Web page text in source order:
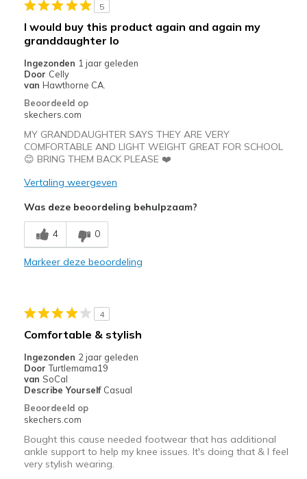
Minpunten
Wear Out Quickly
Beste toepassingen
Casual Wear
Going Out
Special Occasions
Feels true to size
View On Shoes
5
I would buy this product again and again my
granddaughter lo
Ingezonden 1 jaar geleden
Door Celly
van Hawthorne CA.
Beoordeeld op
skechers.com
MY GRANDDAUGHTER SAYS THEY ARE VERY
COMFORTABLE AND LIGHT WEIGHT GREAT FOR SCHOOL
😊 BRING THEM BACK PLEASE ❤️
Vertaling weergeven
Was deze beoordeling behulpzaam?
4 0
Markeer deze beoordeling
4
Comfortable & stylish
Ingezonden 2 jaar geleden
Door Turtlemama19
van SoCal
Describe Yourself Casual
Beoordeeld op
skechers.com
Bought this cause needed footwear that has additional
ankle support to help my knee issues. It's doing that & I feel
very stylish wearing.